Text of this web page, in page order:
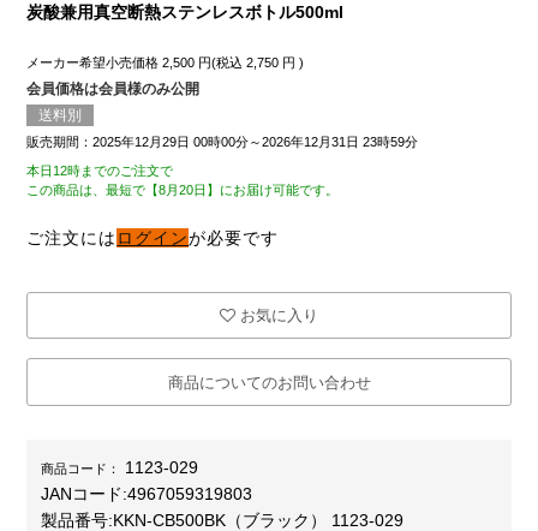
炭酸兼用真空断熱ステンレスボトル500ml
メーカー希望小売価格 2,500 円(税込2,750 円 )
会員価格は会員様のみ公開
送料別
販売期間：2025年12月29日 00時00分～2026年12月31日 23時59分
本日12時までのご注文で
この商品は、最短で【8月20日】にお届け可能です。
ご注文には ログインが必要です
お気に入り
商品についてのお問い合わせ
商品コード：
1123-029
JANコード:4967059319803
製品番号:KKN-CB500BK（ブラック） 1123-029